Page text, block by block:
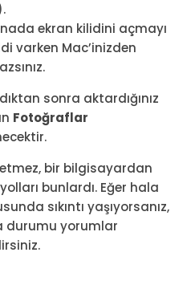
ekran kilidini açmayı
varken Mac’inizden
sonra aktardığınız
Fotoğraflar
bir bilgisayardan
bunlardı. Eğer hala
sıkıntı yaşıyorsanız,
durumu yorumlar